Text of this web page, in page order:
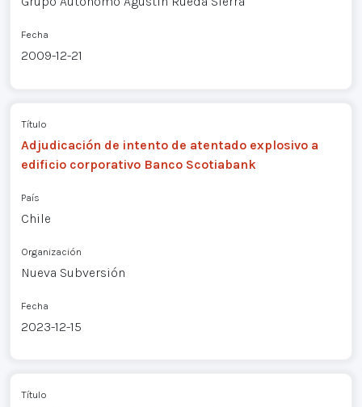
Fecha
2009-12-21
Título
Adjudicación de intento de atentado explosivo a
edificio corporativo Banco Scotiabank
País
Chile
Organización
Nueva Subversión
Fecha
2023-12-15
Título